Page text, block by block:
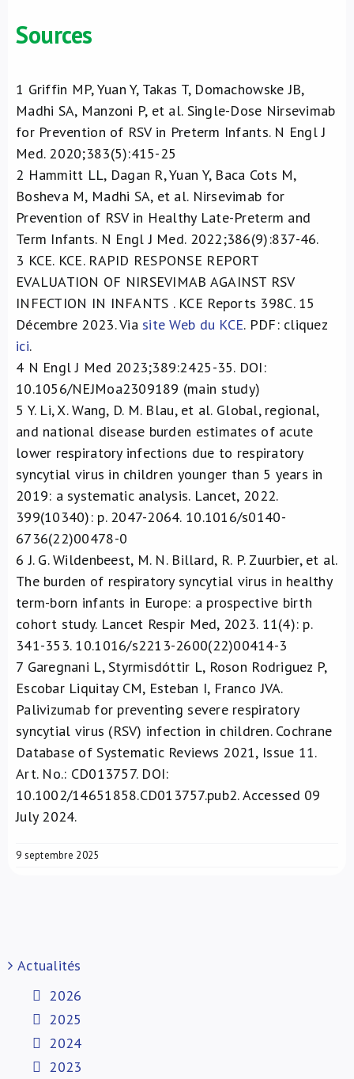
Sources
1 Griffin MP, Yuan Y, Takas T, Domachowske JB,
Madhi SA, Manzoni P, et al. Single-Dose Nirsevimab
for Prevention of RSV in Preterm Infants. N Engl J
Med. 2020;383(5):415-25
2 Hammitt LL, Dagan R, Yuan Y, Baca Cots M,
Bosheva M, Madhi SA, et al. Nirsevimab for
Prevention of RSV in Healthy Late-Preterm and
Term Infants. N Engl J Med. 2022;386(9):837-46.
3 KCE. KCE. RAPID RESPONSE REPORT
EVALUATION OF NIRSEVIMAB AGAINST RSV
INFECTION IN INFANTS . KCE Reports 398C. 15
Décembre 2023. Via site Web du KCE. PDF: cliquez
ici.
4 N Engl J Med 2023;389:2425-35. DOI:
10.1056/NEJMoa2309189 (main study)
5 Y. Li, X. Wang, D. M. Blau, et al. Global, regional,
and national disease burden estimates of acute
lower respiratory infections due to respiratory
syncytial virus in children younger than 5 years in
2019: a systematic analysis. Lancet, 2022.
399(10340): p. 2047-2064. 10.1016/s0140-
6736(22)00478-0
6 J. G. Wildenbeest, M. N. Billard, R. P. Zuurbier, et al.
The burden of respiratory syncytial virus in healthy
term-born infants in Europe: a prospective birth
cohort study. Lancet Respir Med, 2023. 11(4): p.
341-353. 10.1016/s2213-2600(22)00414-3
7 Garegnani L, Styrmisdóttir L, Roson Rodriguez P,
Escobar Liquitay CM, Esteban I, Franco JVA.
Palivizumab for preventing severe respiratory
syncytial virus (RSV) infection in children. Cochrane
Database of Systematic Reviews 2021, Issue 11.
Art. No.: CD013757. DOI:
10.1002/14651858.CD013757.pub2. Accessed 09
July 2024.
9 septembre 2025
Actualités
2026
2025
2024
2023